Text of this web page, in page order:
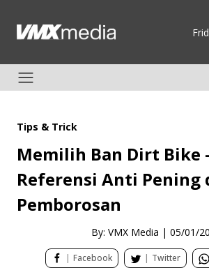
Tips & Trick
Memilih Ban Dirt Bike
Referensi Anti Pening
Pemborosan
By: VMX Media | 05/01/
| Facebook | Twitter